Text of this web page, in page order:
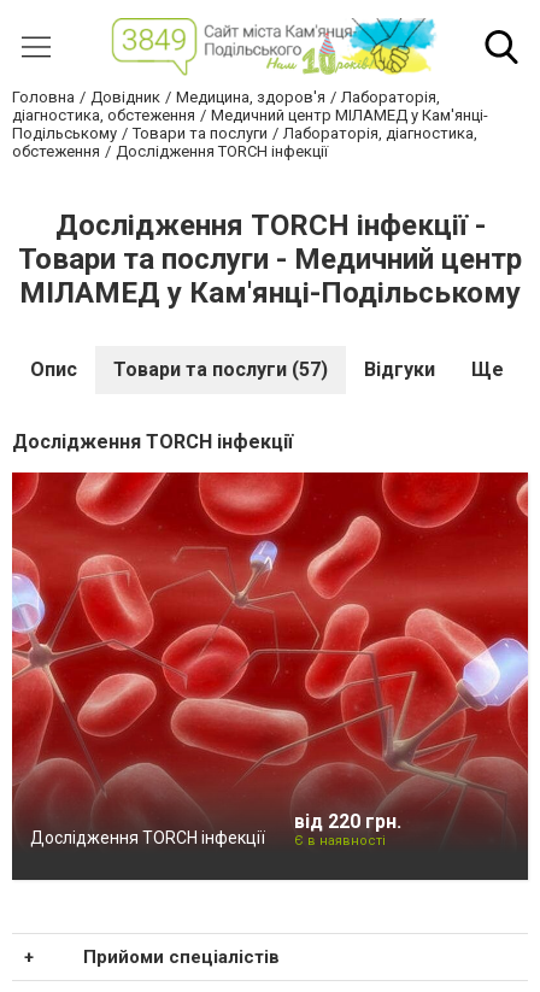
Головна Довідник Медицина, здоров'я
Лабораторія,
діагностика, обстеження
Медичний центр МІЛАМЕД у Кам'янці-
Подільському
Товари та послуги
Лабораторія, діагностика,
обстеження
Дослідження TORCH інфекції
Дослідження TORCH інфекції -
Товари та послуги - Медичний центр
МІЛАМЕД у Кам'янці-Подільському
Опис Товари та послуги (57) Відгуки Ще
Дослідження TORCH інфекції
Дослідження TORCH інфекції
від 220 грн.
Є в наявності
Прийоми спеціалістів